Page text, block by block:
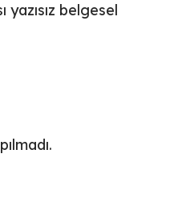
yazısız belgesel